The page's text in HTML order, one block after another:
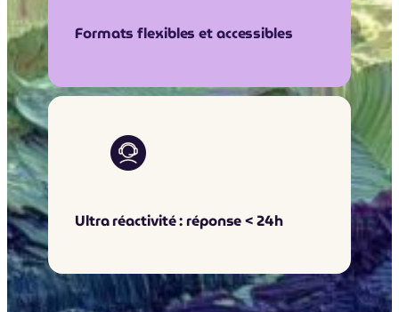
Formats flexibles et accessibles
Ultra réactivité : réponse < 24h